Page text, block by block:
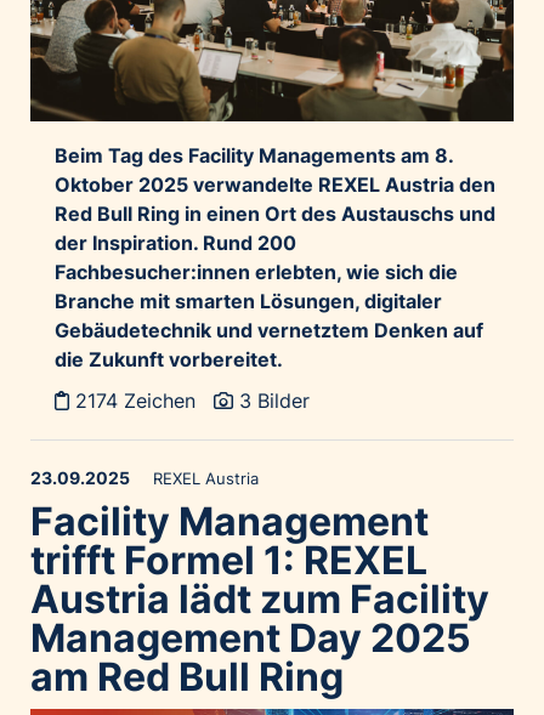
Beim Tag des Facility Managements am 8.
Oktober 2025 verwandelte REXEL Austria den
Red Bull Ring in einen Ort des Austauschs und
der Inspiration. Rund 200
Fachbesucher:innen erlebten, wie sich die
Branche mit smarten Lösungen, digitaler
Gebäudetechnik und vernetztem Denken auf
die Zukunft vorbereitet.
2174 Zeichen
3 Bilder
23.09.2025 REXEL Austria
Facility Management
trifft Formel 1: REXEL
Austria lädt zum Facility
Management Day 2025
am Red Bull Ring